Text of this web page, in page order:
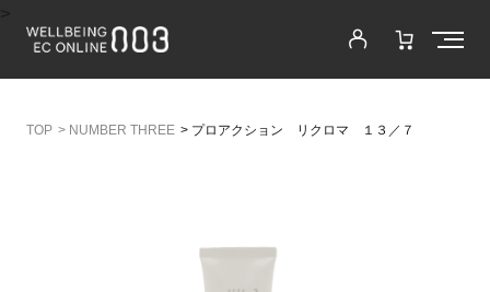
> NUMBER THREE > プロアクション リクロマ １３／７